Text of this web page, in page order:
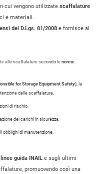
cui vengono utilizzate scaffalature
e materiali.
del D.Lgs. 81/2008 e fornisce ai
alle scaffalature secondo lenorme
for Storage Equipment Safety) , la
delle scaffalature,
di rischio,
dei carichi in sicurezza,
obblighi di manutenzione.
linee guida INAIL e sugli ultimi
promuovendo così una